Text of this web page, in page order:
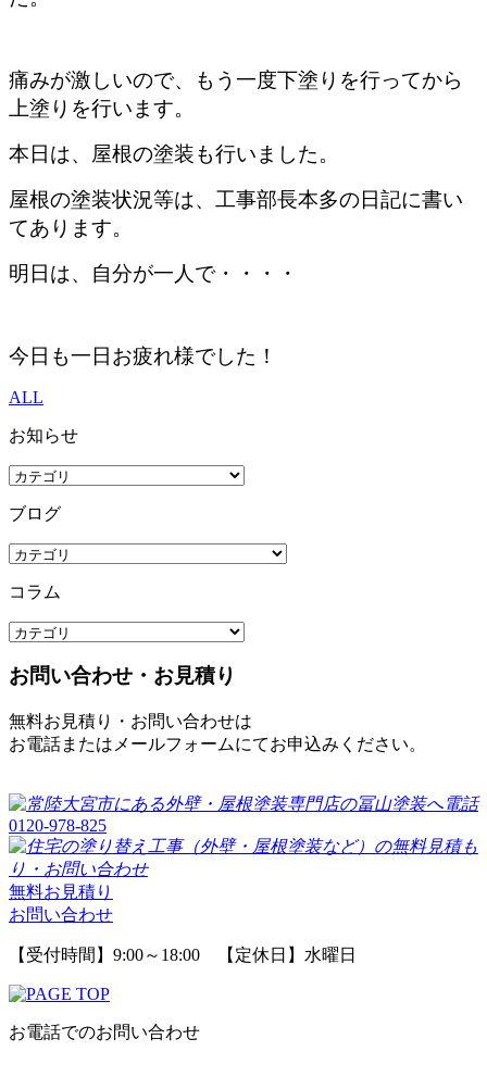
痛みが激しいので、もう一度下塗りを行ってから
上塗りを行います。
本日は、屋根の塗装も行いました。
屋根の塗装状況等は、工事部長本多の日記に書い
てあります。
明日は、自分が一人で・・・・
今日も一日お疲れ様でした！
ALL
お知らせ
ブログ
コラム
お問い合わせ・お見積り
無料お見積り・お問い合わせは
お電話またはメールフォームにてお申込みください。
0120-978-825
無料お見積り
お問い合わせ
【受付時間】9:00～18:00 【定休日】水曜日
お電話でのお問い合わせ